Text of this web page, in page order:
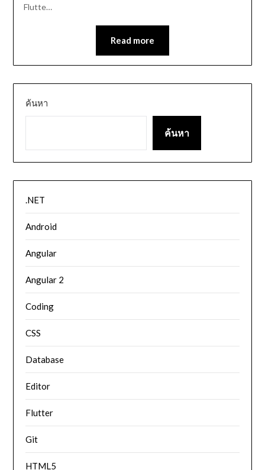
Flutte…
Read more
ค้นหา
ค้นหา
.NET
Android
Angular
Angular 2
Coding
CSS
Database
Editor
Flutter
Git
HTML5